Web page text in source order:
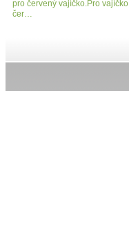
pro červený vajíčko.Pro vajíčko
čer…